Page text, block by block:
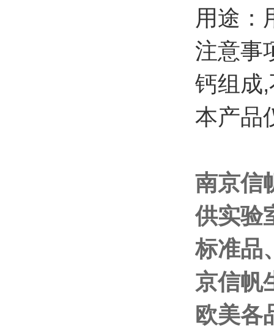
用途：
注意事
钙组成
本产品
南京信
供实验
标准品
京信帆
欧美